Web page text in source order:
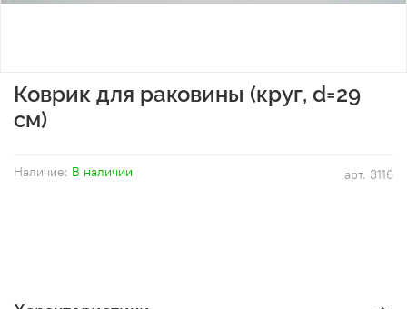
арт. 3116
Наличие: В наличии
Коврик для раковины (круг, d=29
см)